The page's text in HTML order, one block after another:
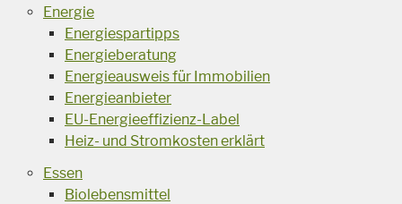
Energie
Energiespartipps
Energieberatung
Energieausweis für Immobilien
Energieanbieter
EU-Energieeffizienz-Label
Heiz- und Stromkosten erklärt
Essen
Biolebensmittel